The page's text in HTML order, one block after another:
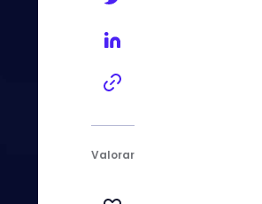
Valorar